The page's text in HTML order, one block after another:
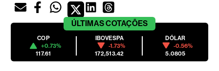
ÚLTIMASCOTAÇÕES
COP
+0.73%
117.61
IBOVESPA
-1.73%
172,513.42
DÓLAR
-0.56%
5.0805